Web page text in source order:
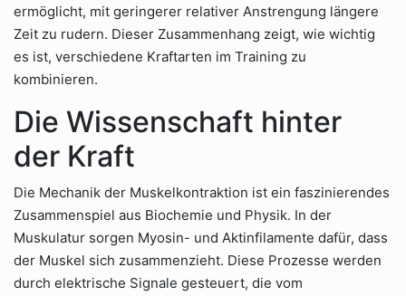
ermöglicht, mit geringerer relativer Anstrengung längere
Zeit zu rudern. Dieser Zusammenhang zeigt, wie wichtig
es ist, verschiedene Kraftarten im Training zu
kombinieren.
Die Wissenschaft hinter
der Kraft
Die Mechanik der Muskelkontraktion ist ein faszinierendes
Zusammenspiel aus Biochemie und Physik. In der
Muskulatur sorgen Myosin- und Aktinfilamente dafür, dass
der Muskel sich zusammenzieht. Diese Prozesse werden
durch elektrische Signale gesteuert, die vom